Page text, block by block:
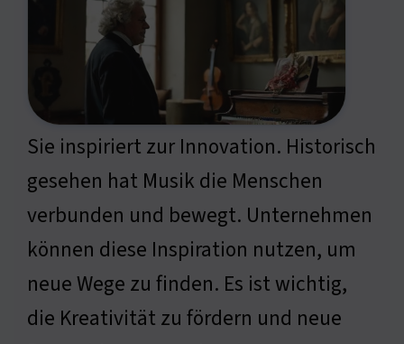
Sie inspiriert zur Innovation. Historisch
gesehen hat Musik die Menschen
verbunden und bewegt. Unternehmen
können diese Inspiration nutzen, um
neue Wege zu finden. Es ist wichtig,
die Kreativität zu fördern und neue